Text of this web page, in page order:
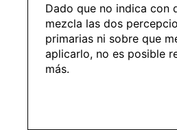
Dado que no indica con
mezcla las dos
primarias ni sobre que
aplicarlo, no es posible
más.